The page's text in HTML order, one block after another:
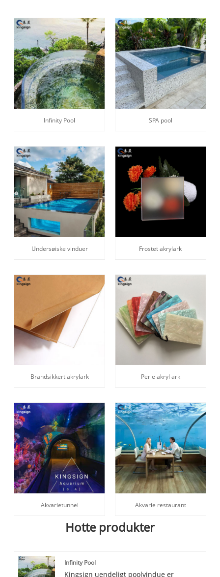
Infinity Pool SPA pool
Undersøiske vinduer Frostet akrylark
Brandsikkert akrylark Perle akryl ark
Akvarietunnel Akvarie restaurant
Hotte produkter
Infinity Pool
Kingsign uendeligt poolvindue er